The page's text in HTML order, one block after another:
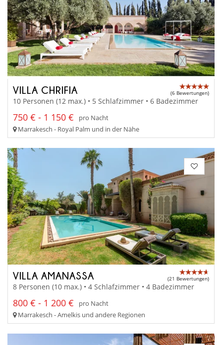
VILLA CHRIFIA (6 Bewertungen)
10 Personen (12 max.) • 5 Schlafzimmer • 6 Badezimmer
750 € - 1 150 €
pro Nacht
Marrakesch - Royal Palm und in der Nähe
VILLA AMANASSA (21 Bewertungen)
8 Personen (10 max.) • 4 Schlafzimmer • 4 Badezimmer
800 € - 1 200 €
pro Nacht
Marrakesch - Amelkis und andere Regionen